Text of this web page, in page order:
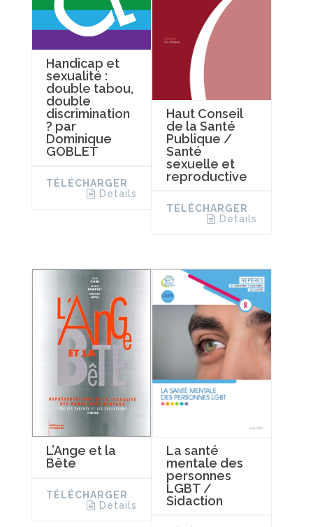
Handicap et
sexualité :
double tabou,
double
discrimination
? par
Dominique
GOBLET
TÉLÉCHARGER
Details
Haut Conseil
de la Santé
Publique /
Santé
sexuelle et
reproductive
TÉLÉCHARGER
Details
L’Ange et la
Bête
TÉLÉCHARGER
Details
La santé
mentale des
personnes
LGBT /
Sidaction